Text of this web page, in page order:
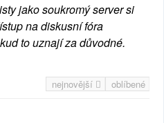
jako soukromý server si
na diskusní fóra
to uznají za důvodné.
nejnovější oblíbené